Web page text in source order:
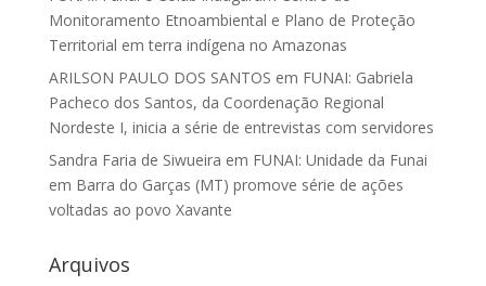
Monitoramento Etnoambiental e Plano de Proteção
Territorial em terra indígena no Amazonas
ARILSON PAULO DOS SANTOS em FUNAI: Gabriela
Pacheco dos Santos, da Coordenação Regional
Nordeste I, inicia a série de entrevistas com servidores
Sandra Faria de Siwueira em FUNAI: Unidade da Funai
em Barra do Garças (MT) promove série de ações
voltadas ao povo Xavante
Arquivos